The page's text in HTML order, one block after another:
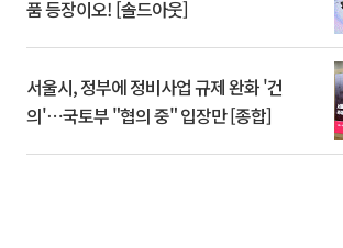
품 등장이오! [솔드아웃]
서울시, 정부에 정비사업 규제 완화 '건
의'⋯국토부 "협의 중" 입장만 [종합]